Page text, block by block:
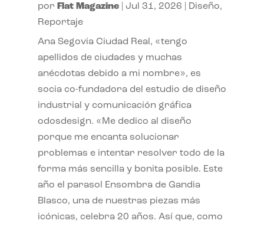
por Flat Magazine| Jul 31, 2026 Diseño,
Reportaje
Ana Segovia Ciudad Real, «tengo
apellidos de ciudades y muchas
anécdotas debido a mi nombre», es
socia co-fundadora del estudio de diseño
industrial y comunicación gráfica
odosdesign. «Me dedico al diseño
porque me encanta solucionar
problemas e intentar resolver todo de la
forma más sencilla y bonita posible. Este
año el parasol Ensombra de Gandia
Blasco, una de nuestras piezas más
icónicas, celebra 20 años. Así que, como